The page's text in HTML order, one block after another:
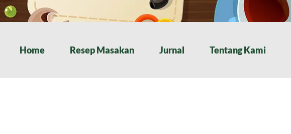
Home Resep Masakan Jurnal Tentang Kami